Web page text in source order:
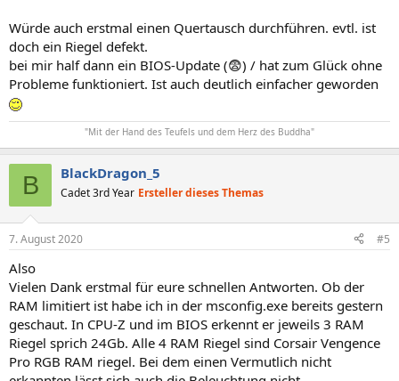
Würde auch erstmal einen Quertausch durchführen. evtl. ist
doch ein Riegel defekt.
bei mir half dann ein BIOS-Update (😨) / hat zum Glück ohne
Probleme funktioniert. Ist auch deutlich einfacher geworden
"Mit der Hand des Teufels und dem Herz des Buddha"
B BlackDragon_5
Cadet 3rd Year Ersteller dieses Themas
7. August 2020 #5
Also
Vielen Dank erstmal für eure schnellen Antworten. Ob der
RAM limitiert ist habe ich in der msconfig.exe bereits gestern
geschaut. In CPU-Z und im BIOS erkennt er jeweils 3 RAM
Riegel sprich 24Gb. Alle 4 RAM Riegel sind Corsair Vengence
Pro RGB RAM riegel. Bei dem einen Vermutlich nicht